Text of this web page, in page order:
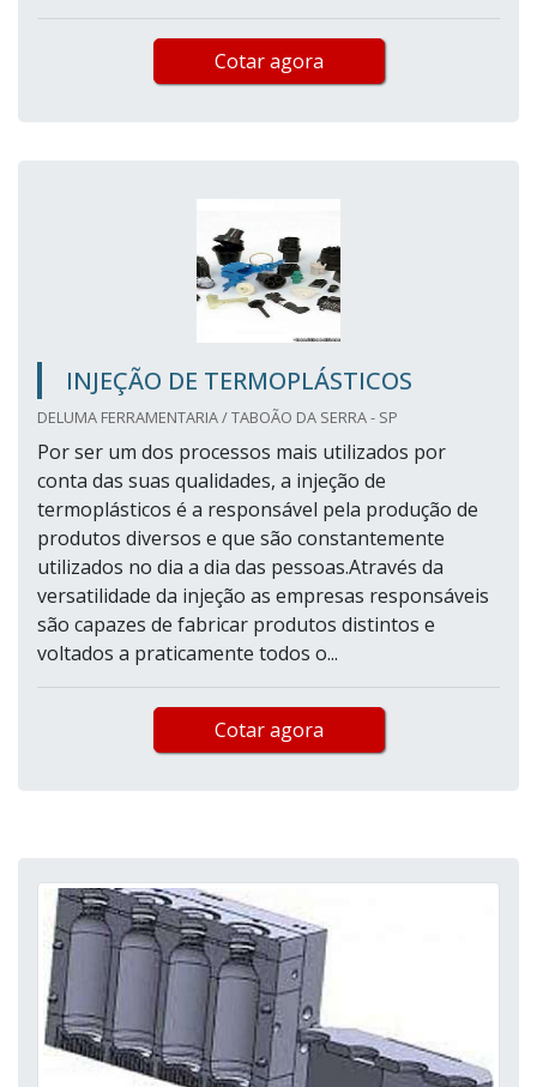
Cotar agora
INJEÇÃO DE TERMOPLÁSTICOS
DELUMA FERRAMENTARIA / TABOÃO DA SERRA - SP
Por ser um dos processos mais utilizados por
conta das suas qualidades, a injeção de
termoplásticos é a responsável pela produção de
produtos diversos e que são constantemente
utilizados no dia a dia das pessoas.Através da
versatilidade da injeção as empresas responsáveis
são capazes de fabricar produtos distintos e
voltados a praticamente todos o...
Cotar agora